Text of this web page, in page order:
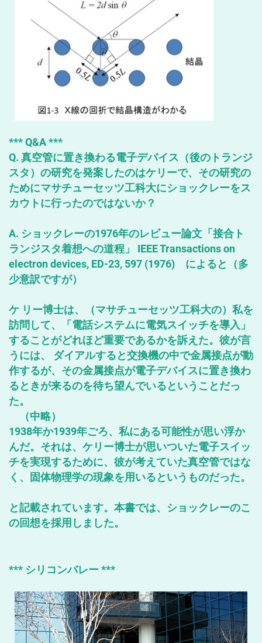
*** Q&A ***
Q. 真空管に置き換わる電子デバイス（後のトランジ
スタ）の研究を発案したのはケリーで、その研究の
ためにマサチューセッツ工科大にショックレーをス
カウトに行ったのではないか？
A. ショックレーの1976年のレビュー論文「接合ト
ランジスタ着想への道程」 IEEE Transactions on
electron devices, ED-23, 597 (1976) によると（多
少意訳ですが）
ケ リー博士は、（マサチューセッツ工科大の）私を
訪問して、「電話システムに電気スイッチを導入」
することがどれほど重要であるかを訴えた。彼が言
うには、 ダイアルすると交換機の中で金属接点が動
作するが、その金属接点が電子デバイスに置き換わ
るときが来るのを待ち望んでいるということだっ
た。
（中略）
1938年か1939年ごろ、私にある可能性が思い浮か
んだ。それは、ケリー博士が思いついた電子スイッ
チを実現するために、彼が考えていた真空管ではな
く、固体物理学の現象を用いるというものだった。
と記載されています。本書では、ショックレーのこ
の回想を採用しました。
*** シリコンバレー ***